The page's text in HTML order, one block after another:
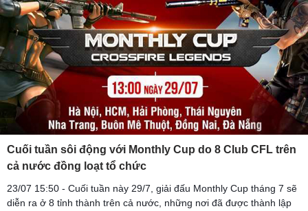
Cuối tuần sôi động với Monthly Cup do 8 Club CFL trên
cả nước đồng loạt tổ chức
23/07 15:50 - Cuối tuần này 29/7, giải đấu Monthly Cup tháng 7 sẽ
diễn ra ở 8 tỉnh thành trên cả nước, những nơi đã được thành lập